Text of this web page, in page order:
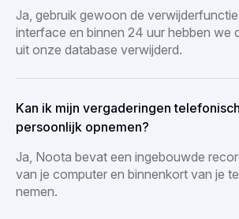
Ja, gebruik gewoon de
interface en binnen 24 uur hebben we
uit onze database verwijderd.
Kan ik mijn vergaderingen
persoonlijk opnemen?
Ja, Noota bevat een ingebouwde
van je computer en binnenkort van je
nemen.